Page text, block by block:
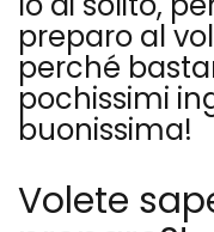
preparo al
perché
pochissimi
buonissima!
Volete